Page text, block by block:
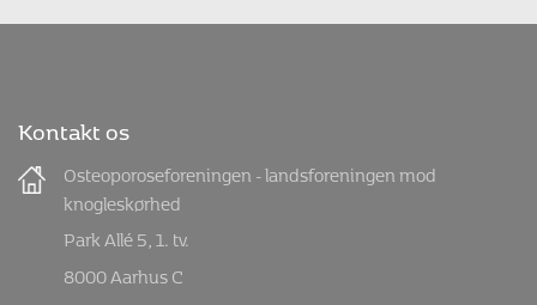
Kontakt os
Osteoporoseforeningen - landsforeningen mod
knogleskørhed
Park Allé 5, 1. tv.
8000 Aarhus C